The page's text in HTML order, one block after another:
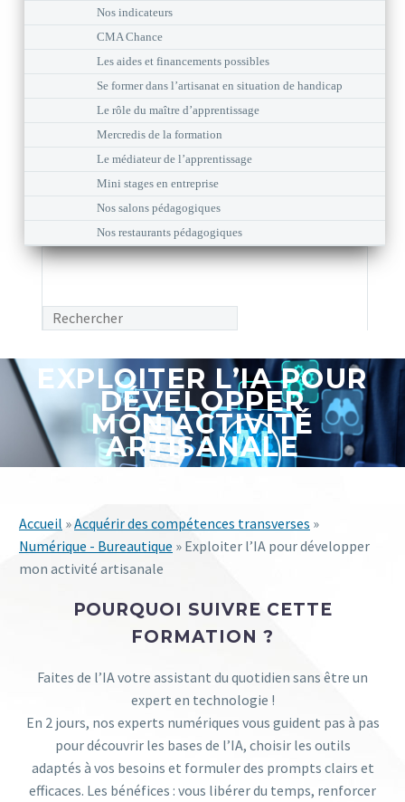
Nos indicateurs
CMA Chance
Les aides et financements possibles
Se former dans l’artisanat en situation de handicap
Le rôle du maître d’apprentissage
Mercredis de la formation
Le médiateur de l’apprentissage
Mini stages en entreprise
Nos salons pédagogiques
Nos restaurants pédagogiques
EXPLOITER L’IA POUR
DÉVELOPPER
MON ACTIVITÉ
ARTISANALE
Accueil »Acquérir des compétences transverses »
Numérique - Bureautique » Exploiter l’IA pour développer
mon activité artisanale
POURQUOI SUIVRE CETTE
FORMATION ?
Faites de l’IA votre assistant du quotidien sans être un
expert en technologie !​
​En 2 jours, nos experts numériques vous guident pas à pas
pour découvrir les bases de l’IA, choisir les outils
adaptés à vos besoins et formuler des prompts clairs et
efficaces. Les bénéfices : vous libérer du temps, renforcer